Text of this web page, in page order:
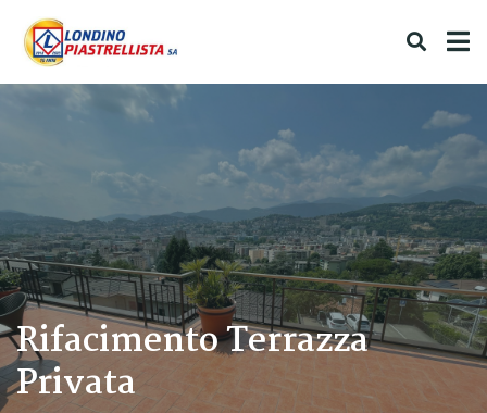
Rifacimento Terrazza
Privata